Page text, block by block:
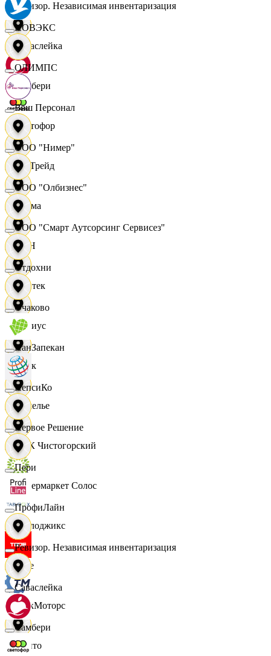
Ревизор. Независимая инвентаризация
Саваслейка
Самбери
Светофор
СетТрейд
Сигма
СИН
Синтек
Сириус
Смак
Сомелье
СПК Чистогорский
Супермаркет Солос
Таблоджикс
Твое
ТракМоторс
Фрито
НОВЭКС
ОЛИМПС
Ваш Персонал
ООО "Нимер"
ООО "Олбизнес"
ООО "Смарт Аутсорсинг Сервисез"
Отдохни
Очаково
ПанЗапекан
ПепсиКо
Первое Решение
Пери
ПрофиЛайн
Ревизор. Независимая инвентаризация
Саваслейка
Самбери